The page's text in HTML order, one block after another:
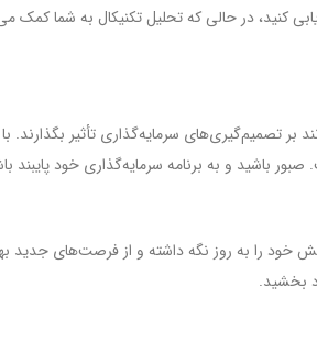
کنید، در حالی که تحلیل تکنیکال به شما کمک
سرمایه‌گذاری تأثیر بگذارند. با
باشید و به برنامه سرمایه‌گذاری خود پایبند
خود را به روز نگه داشته و از فرصت‌های جدید
بخشید.